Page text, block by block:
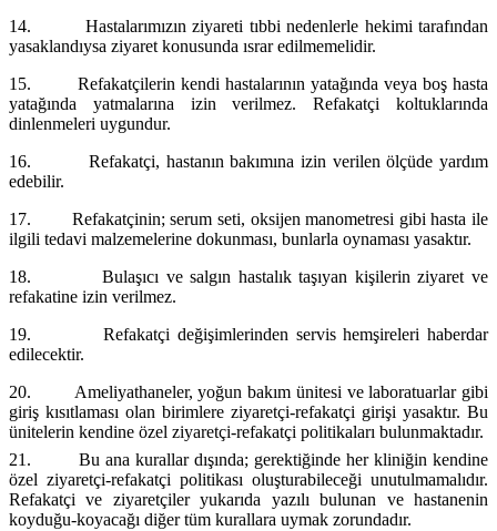
14.
Hastalarımızın ziyareti tıbbi nedenlerle hekimi tarafından
yasaklandıysa ziyaret konusunda ısrar edilmemelidir.
15.
Refakatçilerin kendi hastalarının yatağında veya boş hasta
yatağında yatmalarına izin verilmez. Refakatçi koltuklarında
dinlenmeleri uygundur.
16.
Refakatçi, hastanın bakımına izin verilen ölçüde yardım
edebilir.
17.
Refakatçinin; serum seti, oksijen manometresi gibi hasta ile
ilgili tedavi malzemelerine dokunması, bunlarla oynaması yasaktır.
18.
Bulaşıcı ve salgın hastalık taşıyan kişilerin ziyaret ve
refakatine izin verilmez.
19.
Refakatçi değişimlerinden servis hemşireleri haberdar
edilecektir.
20.
Ameliyathaneler, yoğun bakım ünitesi ve laboratuarlar gibi
giriş kısıtlaması olan birimlere ziyaretçi-refakatçi girişi yasaktır. Bu
ünitelerin kendine özel ziyaretçi-refakatçi politikaları bulunmaktadır.
21.
Bu ana kurallar dışında; gerektiğinde her kliniğin kendine
özel ziyaretçi-refakatçi politikası oluşturabileceği unutulmamalıdır.
Refakatçi ve ziyaretçiler yukarıda yazılı bulunan ve hastanenin
koyduğu-koyacağı diğer tüm kurallara uymak zorundadır.